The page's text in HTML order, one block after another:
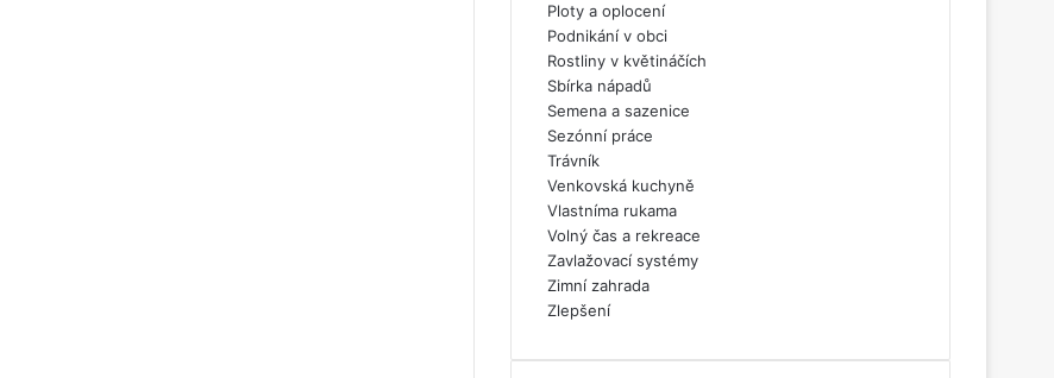
Ploty a oplocení
Podnikání v obci
Rostliny v květináčích
Sbírka nápadů
Semena a sazenice
Sezónní práce
Trávník
Venkovská kuchyně
Vlastníma rukama
Volný čas a rekreace
Zavlažovací systémy
Zimní zahrada
Zlepšení